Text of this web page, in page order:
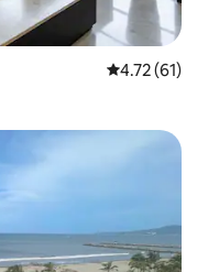
औसत रेटिंग 5 में
4.72 (61)